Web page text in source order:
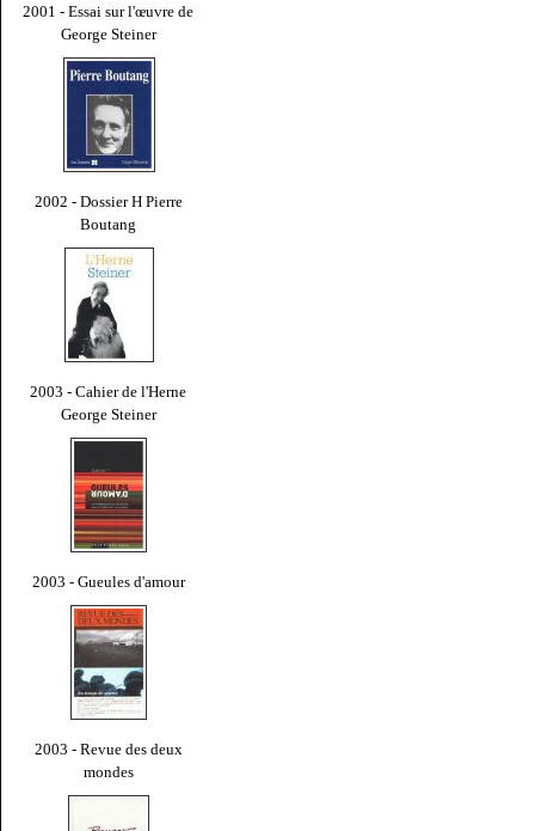
2001 - Essai sur l'œuvre de
George Steiner
2002 - Dossier H Pierre
Boutang
2003 - Cahier de l'Herne
George Steiner
2003 - Gueules d'amour
2003 - Revue des deux
mondes